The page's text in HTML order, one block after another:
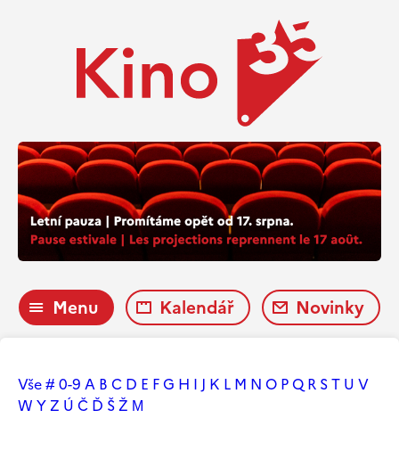
Menu Kalendář Novinky
Vše# 0-9 A B C D E FG H I J K L M N O PQ R ST U V
W YZ Ú Č Ď ŠŽ М